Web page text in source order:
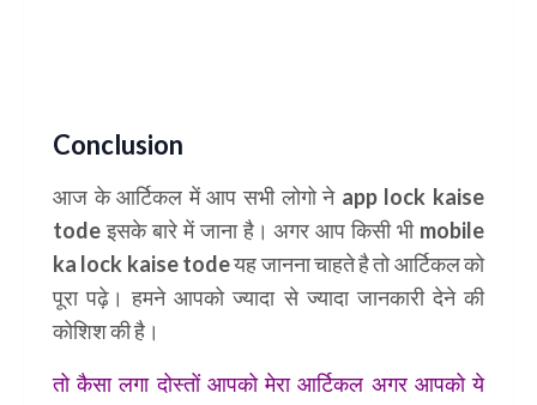
Conclusion
आज के आर्टिकल में आप सभी लोगो ने app lock kaise
tode इसके बारे में जाना है। अगर आप किसी भी mobile
ka lock kaise tode यह जानना चाहते है तो आर्टिकल को
पूरा पढ़े। हमने आपको ज्यादा से ज्यादा जानकारी देने की
कोशिश की है।
तो कैसा लगा दोस्तों आपको मेरा आर्टिकल अगर आपको ये